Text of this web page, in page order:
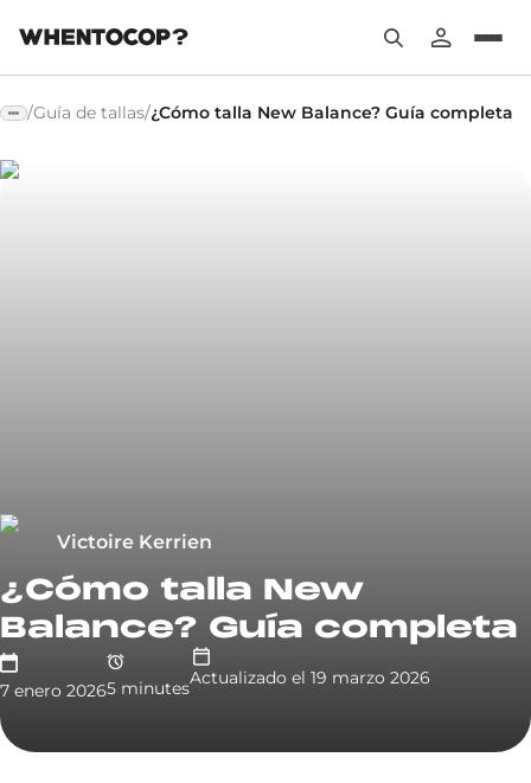
/Guía de tallas/¿Cómo talla New Balance? Guía completa
Victoire Kerrien
¿Cómo talla New
Balance? Guía completa
7 enero 20265 minutesActualizado el 19 marzo 2026